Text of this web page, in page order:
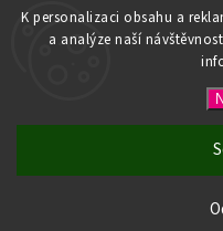
K personalizaci obsahu a
a analýze naší
PŘI NÁKUPU NAD 600,-
NÁKUPU! VYBERTE SI HO
Vytvořil